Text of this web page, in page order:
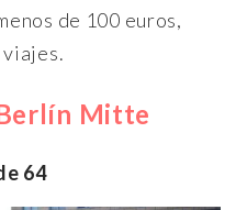
de 100 euros,
viajes.
Mitte
64